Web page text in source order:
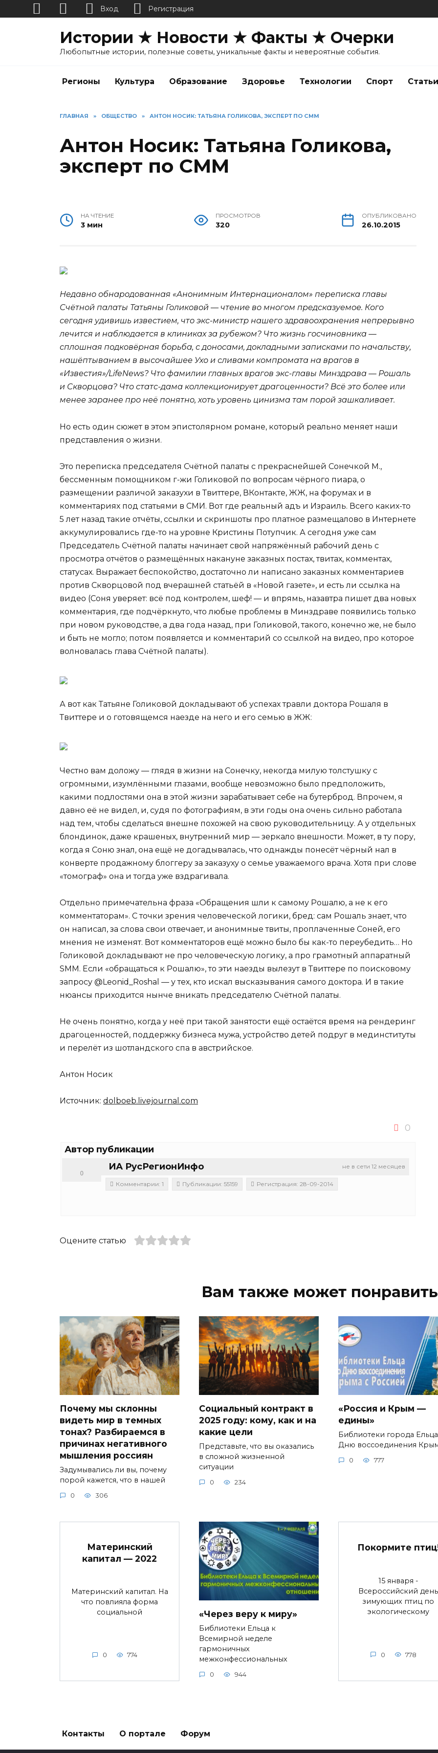
Истории ★ Новости ★ Факты ★ Очерки
Любопытные истории, полезные советы, уникальные факты и невероятные события.
Регионы Культура Образование Здоровье Технологии Спорт Статьи
ГЛАВНАЯ » ОБЩЕСТВО » АНТОН НОСИК: ТАТЬЯНА ГОЛИКОВА, ЭКСПЕРТ ПО СММ
Антон Носик: Татьяна Голикова,
эксперт по СММ
НА ЧТЕНИЕ
3 мин
ПРОСМОТРОВ
320
ОПУБЛИКОВАНО
26.10.2015
Недавно обнародованная «Анонимным Интернационалом» переписка главы
Счётной палаты Татьяны Голиковой — чтение во многом предсказуемое. Кого
сегодня удивишь известием, что экс-министр нашего здравоохранения непрерывно
лечится и наблюдается в клиниках за рубежом? Что жизнь госчиновника —
сплошная подковёрная борьба, с доносами, докладными записками по начальству,
нашёптыванием в высочайшее Ухо и сливами компромата на врагов в
«Известия»/LifeNews? Что фамилии главных врагов экс-главы Минздрава — Рошаль
и Скворцова? Что статс-дама коллекционирует драгоценности? Всё это более или
менее заранее про неё понятно, хоть уровень цинизма там порой зашкаливает.
Но есть один сюжет в этом эпистолярном романе, который реально меняет наши
представления о жизни.
Это переписка председателя Счётной палаты с прекраснейшей Сонечкой М.,
бессменным помощником г-жи Голиковой по вопросам чёрного пиара, о
размещении различой заказухи в Твиттере, ВКонтакте, ЖЖ, на форумах и в
комментариях под статьями в СМИ. Вот где реальный адъ и Израиль. Всего каких-то
5 лет назад такие отчёты, ссылки и скриншоты про платное размещалово в Интернете
аккумулировались где-то на уровне Кристины Потупчик. А сегодня уже сам
Председатель Счётной палаты начинает свой напряжённый рабочий день с
просмотра отчётов о размещённых накануне заказных постах, твитах, комментах,
статусах. Выражает беспокойство, достаточно ли написано заказных комментариев
против Скворцовой под вчерашней статьёй в «Новой газете», и есть ли ссылка на
видео (Соня уверяет: всё под контролем, шеф! — и впрямь, назавтра пишет два новых
комментария, где подчёркнуто, что любые проблемы в Минздраве появились только
при новом руководстве, а два года назад, при Голиковой, такого, конечно же, не было
и быть не могло; потом появляется и комментарий со ссылкой на видео, про которое
волновалась глава Счётной палаты).
А вот как Татьяне Голиковой докладывают об успехах травли доктора Рошаля в
Твиттере и о готовящемся наезде на него и его семью в ЖЖ:
Честно вам доложу — глядя в жизни на Сонечку, некогда милую толстушку с
огромными, изумлёнными глазами, вообще невозможно было предположить,
какими подлостями она в этой жизни зарабатывает себе на бутерброд. Впрочем, я
давно её не видел, и, судя по фотографиям, в эти годы она очень сильно работала
над тем, чтобы сделаться внешне похожей на свою руководительницу. А у отдельных
блондинок, даже крашеных, внутренний мир — зеркало внешности. Может, в ту пору,
когда я Соню знал, она ещё не догадывалась, что однажды понесёт чёрный нал в
конверте продажному блоггеру за заказуху о семье уважаемого врача. Хотя при слове
«томограф» она и тогда уже вздрагивала.
Отдельно примечательна фраза «Обращения шли к самому Рошалю, а не к его
комментаторам». С точки зрения человеческой логики, бред: сам Рошаль знает, что
он написал, за слова свои отвечает, и анонимные твиты, проплаченные Соней, его
мнения не изменят. Вот комментаторов ещё можно было бы как-то переубедить… Но
Голиковой докладывают не про человеческую логику, а про грамотный аппаратный
SMM. Если «обращаться к Рошалю», то эти наезды вылезут в Твиттере по поисковому
запросу @Leonid_Roshal — у тех, кто искал высказывания самого доктора. И в такие
нюансы приходится нынче вникать председателю Счётной палаты.
Не очень понятно, когда у неё при такой занятости ещё остаётся время на рендеринг
драгоценностей, поддержку бизнеса мужа, устройство детей подруг в мединституты
и перелёт из шотландского спа в австрийское.
Антон Носик
Источник: dolboeb.livejournal.com
0
Автор публикации
не в сети 12 месяцев
ИА РусРегионИнфо
0
Комментарии: 1 Публикации: 55159 Регистрация: 28-09-2014
Оцените статью
Вам также может
Почему мы склонны
видеть мир в темных
тонах? Разбираемся в
причинах негативного
мышления россиян
Задумывались ли вы, почему
порой кажется, что в нашей
0 306
Социальный контракт в
2025 году: кому, как и на
какие цели
Представьте, что вы оказались
в сложной жизненной
ситуации
0 234
«Россия и Крым —
едины»
Библиотеки города
Дню воссоединения
0 777
Материнский
капитал — 2022
Материнский капитал. На
что повлияла форма
социальной
0 774
«Через веру к миру»
Библиотеки Ельца к
Всемирной неделе
гармоничных
межконфессиональных
0 944
Покормите
15 января -
Всероссийский день
зимующих птиц по
экологическому
0 778
Контакты О портале Форум
Вход Регистрация